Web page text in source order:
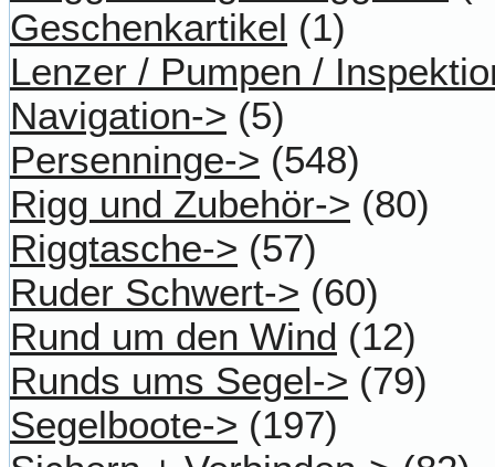
Geschenkartikel (1)
Lenzer / Pumpen /
Navigation-> (5)
Persenninge-> (548)
Rigg und Zubehör-> (80)
Riggtasche-> (57)
Ruder Schwert-> (60)
Rund um den Wind (12)
Runds ums Segel-> (79)
Segelboote-> (197)